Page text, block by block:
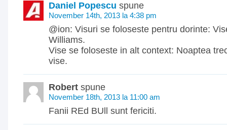
Daniel Popescu spune
November 14th, 2013 la 4:38 pm
@ion: Visuri se foloseste pentru dorinte:
Williams.
Vise se foloseste in alt context: Noaptea
vise.
Robert spune
November 18th, 2013 la 11:00 am
Fanii REd BUll sunt fericiti.